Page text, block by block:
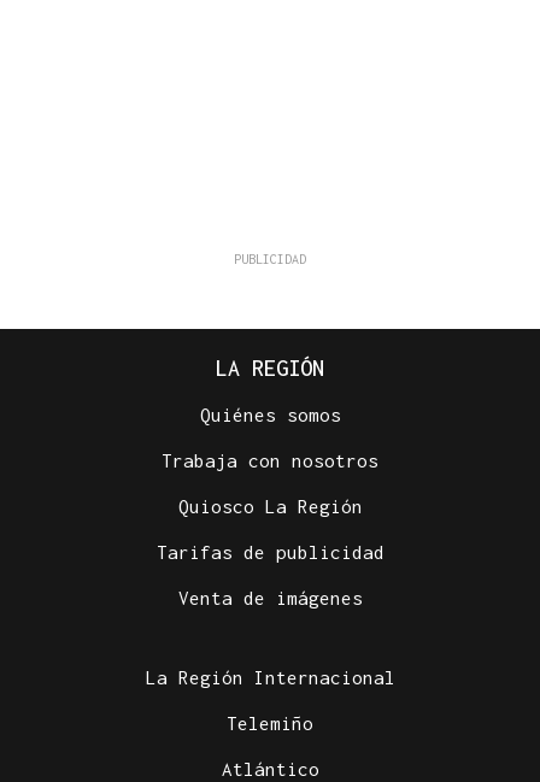
LA REGIÓN
Quiénes somos
Trabaja con nosotros
Quiosco La Región
Tarifas de publicidad
Venta de imágenes
La Región Internacional
Telemiño
Atlántico